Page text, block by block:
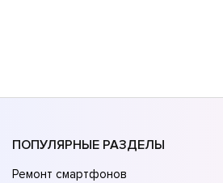
ПОПУЛЯРНЫЕ РАЗДЕЛЫ
Ремонт смартфонов